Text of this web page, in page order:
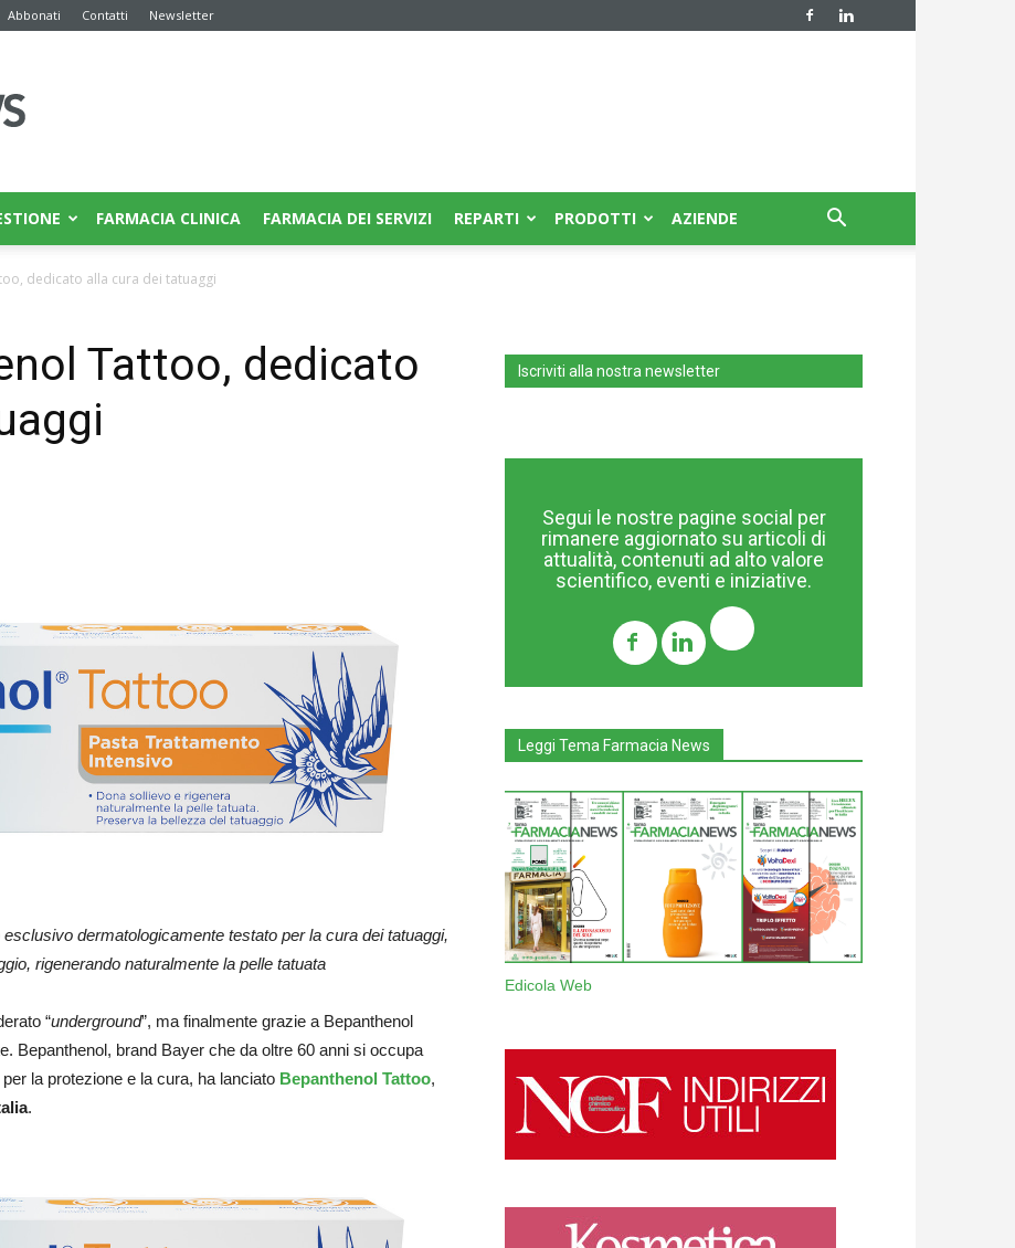
Abbonati Contatti Newsletter
FARMACIA CLINICA FARMACIA DEI SERVIZI REPARTI PRODOTTI AZIENDE
dedicato alla cura dei tatuaggi
Tattoo, dedicato
dermatologicamente testato per la cura dei tatuaggi,
rigenerando naturalmente la pelle tatuata
“underground”, ma finalmente grazie a Bepanthenol
Bepanthenol, brand Bayer che da oltre 60 anni si occupa
la protezione e la cura, ha lanciato Bepanthenol Tattoo,
.
Iscriviti alla nostra newsletter
Segui le nostre pagine social per
rimanere aggiornato su articoli di
attualità, contenuti ad alto valore
scientifico, eventi e iniziative.
Leggi Tema Farmacia News
Edicola Web